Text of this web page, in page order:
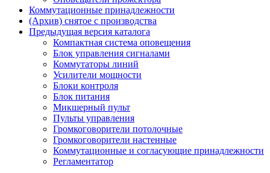
Коммутационные принадлежности
(Архив) снятое с производства
Предыдущая версия каталога
Компактная система оповещения
Блок управления сигналами
Коммутаторы линий
Усилители мощности
Блоки контроля
Блок питания
Микшерный пульт
Пульты управления
Громкоговорители потолочные
Громкоговорители настенные
Коммутационные и согласующие принадлежности
Регламентатор